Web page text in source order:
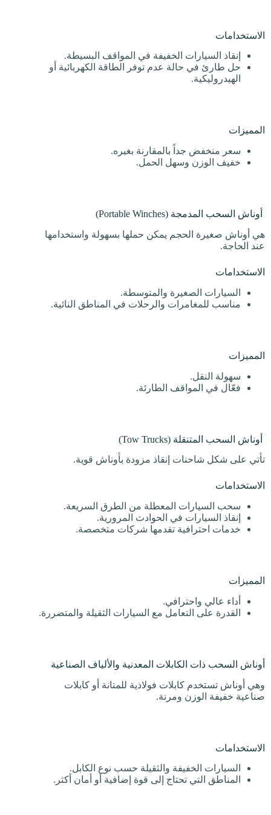
الاستخدامات
إنقاذ السيارات الخفيفة في المواقف البسيطة.
حل طارئ في حالة عدم توفر الطاقة الكهربائية أو
الهيدروليكية.
المميزات
سعر منخفض جداً بالمقارنة بغيره.
خفيف الوزن وسهل الحمل.
أوناش السحب المدمجة (Portable Winches)
هي أوناش صغيرة الحجم يمكن حملها بسهولة واستخدامها
عند الحاجة.
الاستخدامات
السيارات الصغيرة والمتوسطة.
مناسب للمغامرات والرحلات في المناطق النائية.
المميزات
سهولة النقل.
فعّال في المواقف الطارئة.
أوناش السحب المتنقلة (Tow Trucks)
تأتي على شكل شاحنات إنقاذ مزودة بأوناش قوية.
الاستخدامات
سحب السيارات المعطلة من الطرق السريعة.
إنقاذ السيارات في الحوادث المرورية.
خدمات احترافية تقدمها شركات متخصصة.
المميزات
أداء عالي واحترافي.
القدرة على التعامل مع السيارات الثقيلة والمتضررة.
أوناش السحب ذات الكابلات المعدنية والألياف الصناعية
وهي أوناش تستخدم كابلات فولاذية للمتانة أو كابلات
صناعية خفيفة الوزن ومرنة.
الاستخدامات
السيارات الخفيفة والثقيلة حسب نوع الكابل.
المناطق التي تحتاج إلى قوة إضافية أو أمان أكثر.